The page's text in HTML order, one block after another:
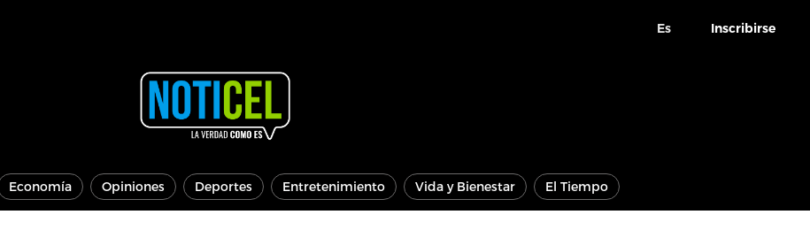
Es Inscribirse
Economía Opiniones Deportes Entretenimiento Vida y Bienestar El Tiempo